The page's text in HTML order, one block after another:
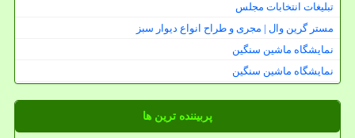
تبلیغات انتخابات مجلس
مستر گرین وال | مجری و طراح انواع دیوار سبز
نمایشگاه ماشین سنگین
نمایشگاه ماشین سنگین
پربیننده ترین ها